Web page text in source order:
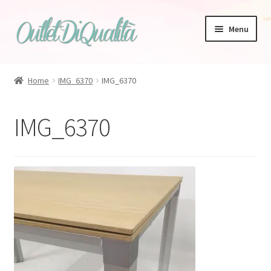
Vai
alla
Vai
al
Menu
Bonaldo
Talenti
Home IMG_6370 IMG_6370
IMG_6370